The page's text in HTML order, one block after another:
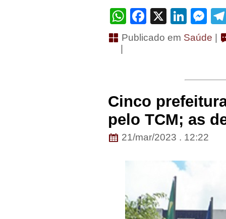
WhatsApp
Facebook
X
Publicado em Saúde |
Cinco
pelo TCM; as
21/mar/2023 . 12:22